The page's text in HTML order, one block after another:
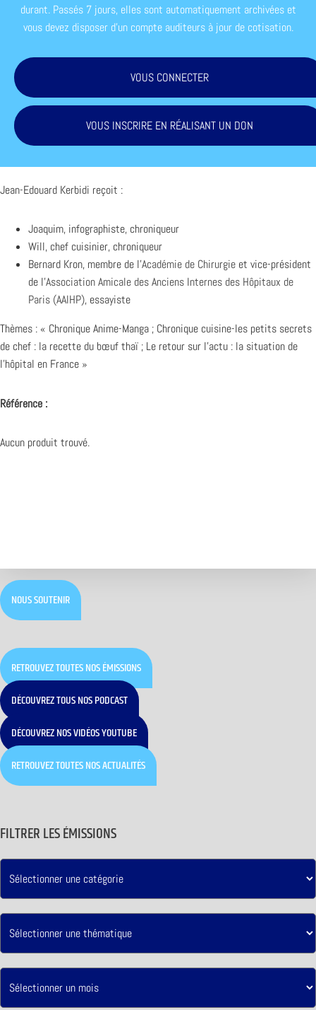
durant. Passés 7 jours, elles sont automatiquement archivées et
vous devez disposer d'un compte auditeurs à jour de cotisation.
VOUS CONNECTER
VOUS INSCRIRE EN RÉALISANT UN DON
Jean-Edouard Kerbidi reçoit :
Joaquim, infographiste, chroniqueur
Will, chef cuisinier, chroniqueur
Bernard Kron, membre de l’Académie de Chirurgie et vice-président
de l’Association Amicale des Anciens Internes des Hôpitaux de
Paris (AAIHP), essayiste
Thèmes : « Chronique Anime-Manga ; Chronique cuisine-les petits secrets
de chef : la recette du bœuf thaï ; Le retour sur l’actu : la situation de
l’hôpital en France »
Référence :
Aucun produit trouvé.
NOUS SOUTENIR
RETROUVEZ TOUTES NOS ÉMISSIONS
DÉCOUVREZ TOUS NOS PODCAST
DÉCOUVREZ NOS VIDÉOS YOUTUBE
RETROUVEZ TOUTES NOS ACTUALITÉS
FILTRER LES ÉMISSIONS